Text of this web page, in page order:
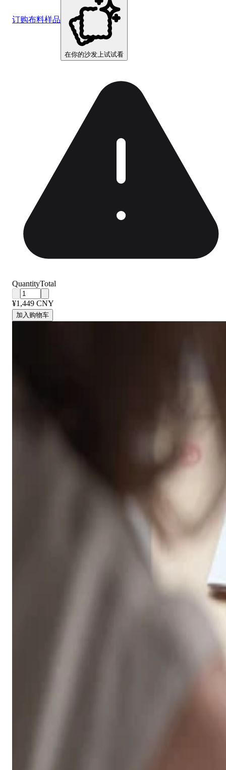
订购布料样品
在你的沙发上试试看
QuantityTotal
¥1,449 CNY
加入购物车